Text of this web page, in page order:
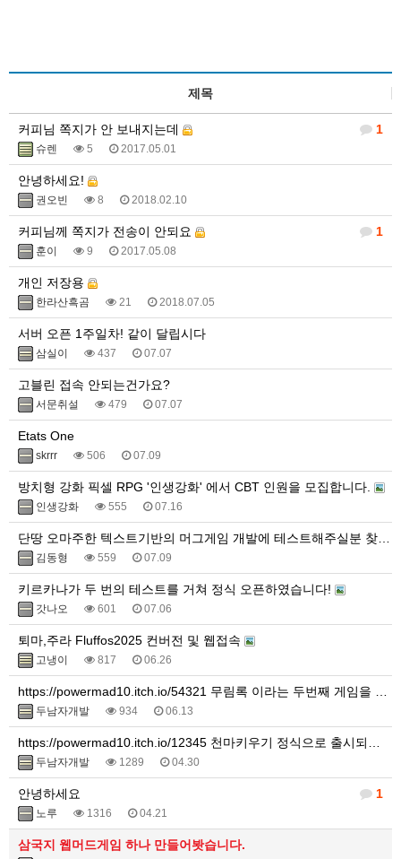
제목
1
커피님 쪽지가 안 보내지는데
슈렌 5 2017.05.01
안녕하세요!
권오빈 8 2018.02.10
1
커피님께 쪽지가 전송이 안되요
훈이 9 2017.05.08
개인 저장용
한라산흑곰 21 2018.07.05
서버 오픈 1주일차! 같이 달립시다
삼실이 437 07.07
고블린 접속 안되는건가요?
서문취설 479 07.07
Etats One
skrrr 506 07.09
방치형 강화 픽셀 RPG '인생강화' 에서 CBT 인원을 모집합니다.
인생강화 555 07.16
김동형 559 07.09
키르카나가 두 번의 테스트를 거쳐 정식 오픈하였습니다!
갓나오 601 07.06
퇴마,주라 Fluffos2025 컨버전 및 웹접속
고냉이 817 06.26
두남자개발 934 06.13
두남자개발 1289 04.30
1
안녕하세요
노루 1316 04.21
삼국지 웹머드게임 하나 만들어봣습니다.